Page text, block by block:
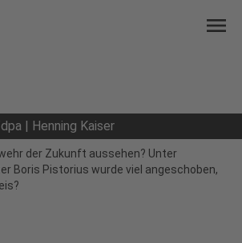
menu
| Henning Kaiser
der Zukunft aussehen? Unter
Boris Pistorius wurde viel angeschoben,